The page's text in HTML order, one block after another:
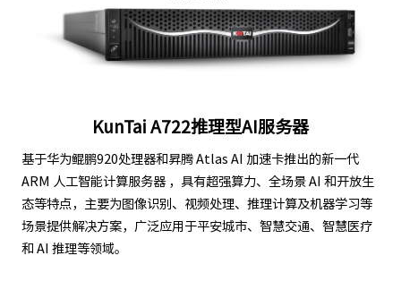
KunTai A722推理型AI服务器
基于华为鲲鹏920处理器和昇腾 Atlas AI 加速卡推出的新一代
ARM 人工智能计算服务器 ，具有超强算力、全场景 AI 和开放生
态等特点，主要为图像识别、视频处理、推理计算及机器学习等
场景提供解决方案，广泛应用于平安城市、智慧交通、智慧医疗
和 AI 推理等领域。